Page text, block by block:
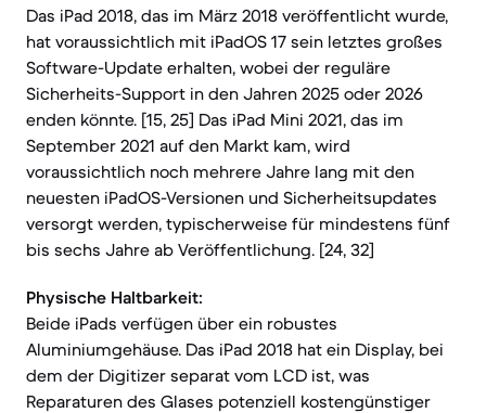
Das iPad 2018, das im März 2018 veröffentlicht wurde,
hat voraussichtlich mit iPadOS 17 sein letztes großes
Software-Update erhalten, wobei der reguläre
Sicherheits-Support in den Jahren 2025 oder 2026
enden könnte. [15, 25] Das iPad Mini 2021, das im
September 2021 auf den Markt kam, wird
voraussichtlich noch mehrere Jahre lang mit den
neuesten iPadOS-Versionen und Sicherheitsupdates
versorgt werden, typischerweise für mindestens fünf
bis sechs Jahre ab Veröffentlichung. [24, 32]
Physische Haltbarkeit:
Beide iPads verfügen über ein robustes
Aluminiumgehäuse. Das iPad 2018 hat ein Display, bei
dem der Digitizer separat vom LCD ist, was
Reparaturen des Glases potenziell kostengünstiger